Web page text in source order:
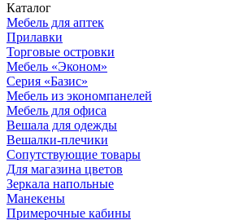
Каталог
Мебель для аптек
Прилавки
Торговые островки
Мебель «Эконом»
Серия «Базис»
Мебель из экономпанелей
Мебель для офиса
Вешала для одежды
Вешалки-плечики
Сопутствующие товары
Для магазина цветов
Зеркала напольные
Манекены
Примерочные кабины